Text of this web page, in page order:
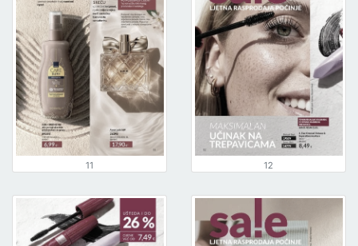
11 12